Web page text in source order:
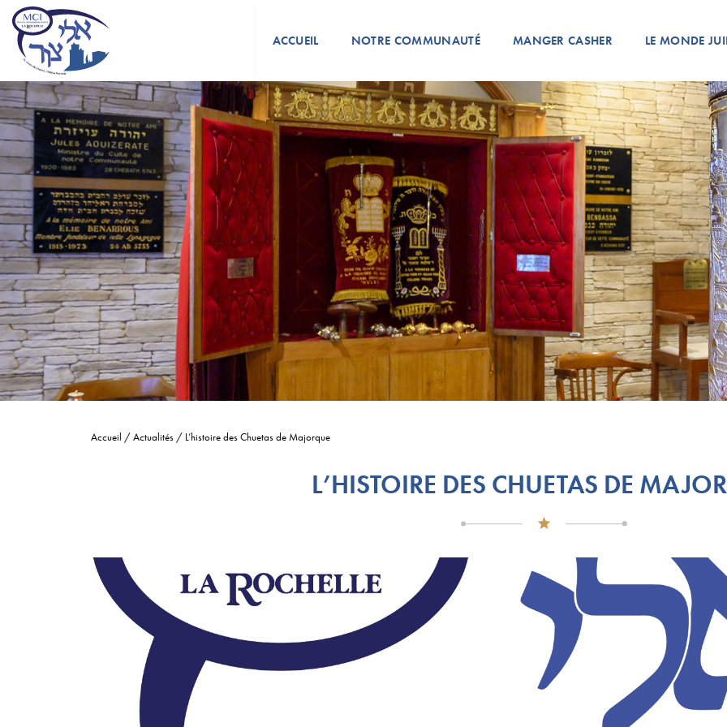
ACCUEIL NOTRE COMMUNAUTÉ MANGER CASHER LE MONDE
Accueil /Actualités / L’histoire des Chuetas de Majorque
L’HISTOIRE DES CHUETAS DE